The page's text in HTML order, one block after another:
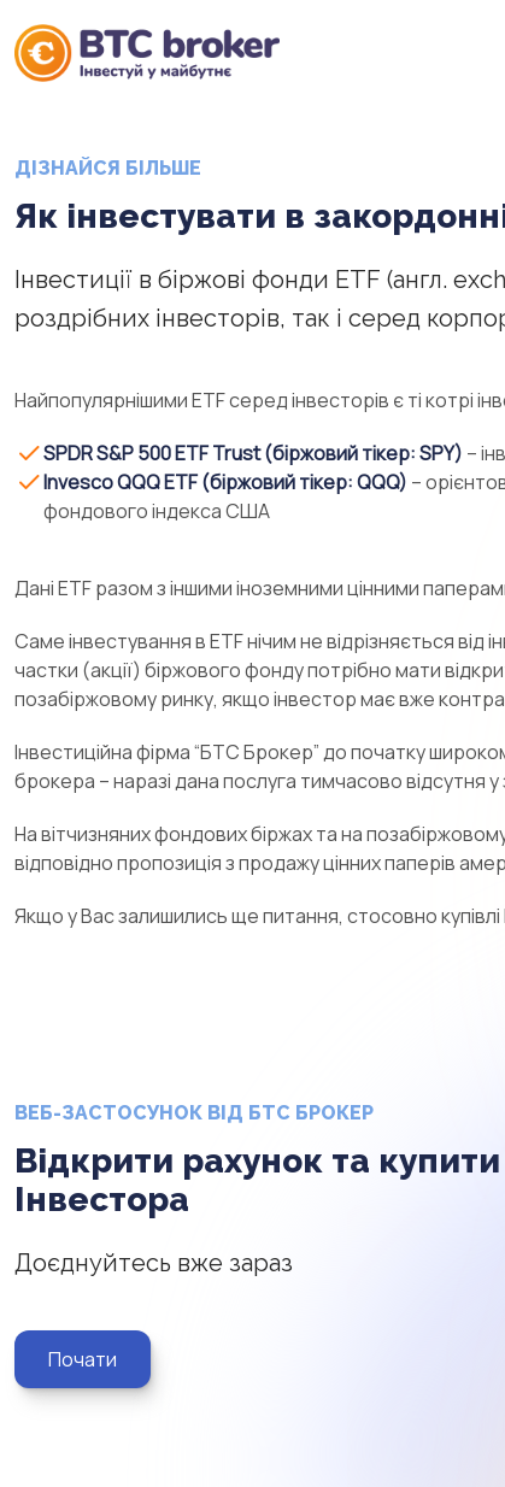
ДІЗНАЙСЯ БІЛЬШЕ
Як інвестувати в
Інвестиції в біржові фонди ETF (англ.
роздрібних інвесторів, так і серед
Найпопулярнішими ETF серед інвесторів є ті
SPDR S&P 500 ETF Trust (біржовий тікер: SPY) –
Invesco QQQ ETF (біржовий тікер: QQQ) –
фондового індекса США
Дані ETF разом з іншими іноземними цінними
Саме інвестування в ETF нічим не відрізняється від
частки (акції) біржового фонду потрібно мати
позабіржовому ринку, якщо інвестор має вже
Інвестиційна фірма “БТС Брокер” до початку
брокера – наразі дана послуга тимчасово відсутня
На вітчизняних фондових біржах та на
відповідно пропозиція з продажу цінних паперів
Якщо у Вас залишились ще питання, стосовно
ВЕБ-ЗАСТОСУНОК ВІД БТС БРОКЕР
Відкрити рахунок та
Інвестора
Доєднуйтесь вже зараз
Почати